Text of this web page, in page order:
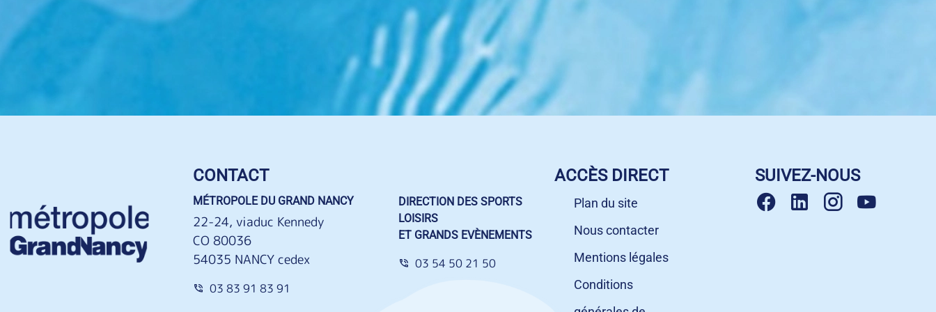
CONTACT
MÉTROPOLE DU GRAND NANCY
22-24, viaduc Kennedy
CO 80036
54035 NANCY cedex
03 83 91 83 91
DIRECTION DES SPORTS
LOISIRS
ET GRANDS EVÈNEMENTS
03 54 50 21 50
ACCÈS DIRECT
Plan du site
Nous contacter
Mentions légales
Conditions
SUIVEZ-NOUS